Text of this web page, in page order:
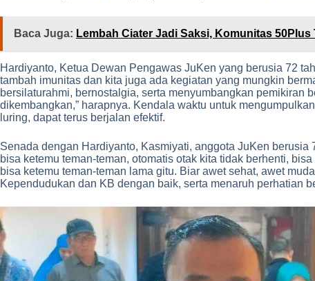
Baca Juga: Lembah Ciater Jadi Saksi, Komunitas 50Plus
Hardiyanto, Ketua Dewan Pengawas JuKen yang berusia 72
tambah imunitas dan kita juga ada kegiatan yang mungkin
bersilaturahmi, bernostalgia, serta menyumbangkan pemikiran
dikembangkan,” harapnya. Kendala waktu untuk
luring, dapat terus berjalan efektif.
Senada dengan Hardiyanto, Kasmiyati, anggota JuKen
bisa ketemu teman-teman, otomatis otak kita tidak berhenti,
bisa ketemu teman-teman lama gitu. Biar awet sehat, awet
Kependudukan dan KB dengan baik, serta menaruh perhatian